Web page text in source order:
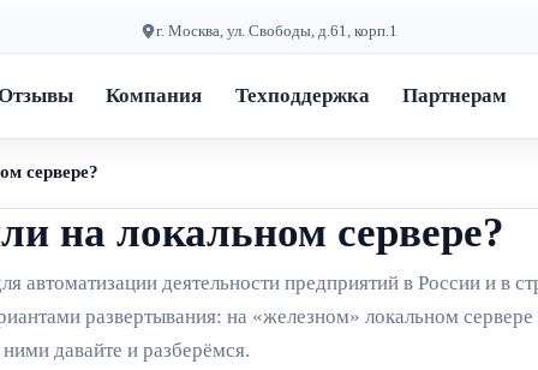
г. Москва, ул. Свободы, д.61, корп.1
Компания Техподдержка Партнерам
сервере?
на локальном сервере?
деятельности предприятий в России и в
развертывания: на «железном» локальном сервере
давайте и разберёмся.